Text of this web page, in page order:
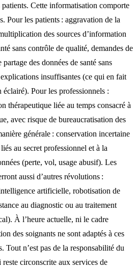
patients. Cette informatisation comporte
Pour les patients : aggravation de la
des sources d’information
sans contrôle de qualité, demandes de
des données de santé sans
insuffisantes (ce qui en fait
éclairé). Pour les professionnels :
thérapeutique liée au temps consacré à
avec risque de bureaucratisation des
générale : conservation incertaine
au secret professionnel et à la
(perte, vol, usage abusif). Les
aussi d’autres révolutions :
artificielle, robotisation de
au diagnostic ou au traitement
À l’heure actuelle, ni le cadre
des soignants ne sont adaptés à ces
Tout n’est pas de la responsabilité du
circonscrite aux services de